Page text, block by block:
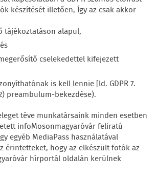
készítését illetően, Így az csak akkor
tájékoztatáson alapul,
cselekedettel kifejezett
is kell lennie [ld. GDPR 7.
preambulum-bekezdése).
téve munkatársaink minden esetben
infoMosonmagyaróvár feliratú
egyéb MediaPass használatával
érintetteket, hogy az elkészült fotók az
hírportál oldalán kerülnek